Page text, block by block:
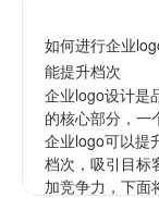
如何进行企业
能提升档次
企业logo设计是
的核心部分，一
企业logo可以提
档次，吸引目标
加竞争力，下面